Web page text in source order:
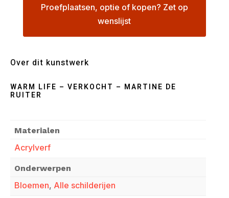
Proefplaatsen, optie of kopen? Zet op
wenslijst
Over dit kunstwerk
WARM LIFE – VERKOCHT – MARTINE DE
RUITER
Materialen
Acrylverf
Onderwerpen
Bloemen, Alle schilderijen